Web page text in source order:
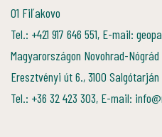
01 Fiľakovo
Tel.: +421 917 646 551, E-mail:
Magyarországon Novohrad-
Eresztvényi út 6., 3100 Salgótarján
Tel.: +36 32 423 303, E-mail: